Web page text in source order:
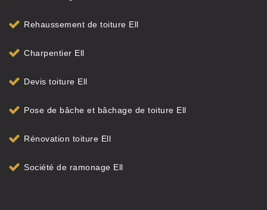
Rehaussement de toiture Ell
Charpentier Ell
Devis toiture Ell
Pose de bâche et bâchage de toiture Ell
Rénovation toiture Ell
Société de ramonage Ell